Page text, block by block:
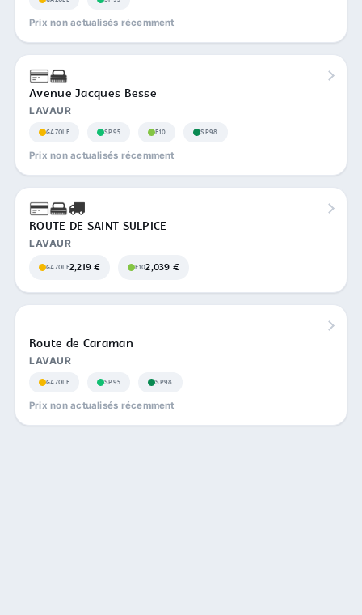
Prix non actualisés récemment
Avenue Jacques Besse
LAVAUR
GAZOLE SP95 E10 SP98
Prix non actualisés récemment
ROUTE DE SAINT SULPICE
LAVAUR
GAZOLE2,219 € E102,039 €
Route de Caraman
LAVAUR
GAZOLE SP95 SP98
Prix non actualisés récemment